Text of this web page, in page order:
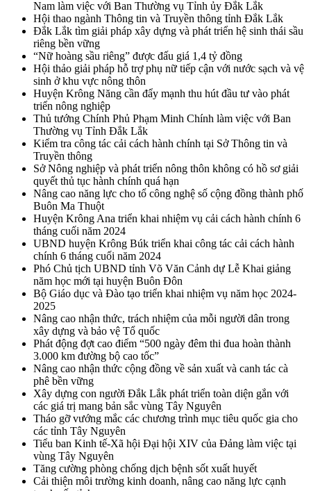
Nam làm việc với Ban Thường vụ Tỉnh ủy Đắk Lắk
Hội thao ngành Thông tin và Truyền thông tỉnh Đắk Lắk
Đắk Lắk tìm giải pháp xây dựng và phát triển hệ sinh thái sầu
riêng bền vững
“Nữ hoàng sầu riêng” được đấu giá 1,4 tỷ đồng
Hội thảo giải pháp hỗ trợ phụ nữ tiếp cận với nước sạch và vệ
sinh ở khu vực nông thôn
Huyện Krông Năng cần đẩy mạnh thu hút đầu tư vào phát
triển nông nghiệp
Thủ tướng Chính Phủ Phạm Minh Chính làm việc với Ban
Thường vụ Tỉnh Đắk Lắk
Kiểm tra công tác cải cách hành chính tại Sở Thông tin và
Truyền thông
Sở Nông nghiệp và phát triển nông thôn không có hồ sơ giải
quyết thủ tục hành chính quá hạn
Nâng cao năng lực cho tổ công nghệ số cộng đồng thành phố
Buôn Ma Thuột
Huyện Krông Ana triển khai nhiệm vụ cải cách hành chính 6
tháng cuối năm 2024
UBND huyện Krông Búk triển khai công tác cải cách hành
chính 6 tháng cuối năm 2024
Phó Chủ tịch UBND tỉnh Võ Văn Cảnh dự Lễ Khai giảng
năm học mới tại huyện Buôn Đôn
Bộ Giáo dục và Đào tạo triển khai nhiệm vụ năm học 2024-
2025
Nâng cao nhận thức, trách nhiệm của mỗi người dân trong
xây dựng và bảo vệ Tổ quốc
Phát động đợt cao điểm “500 ngày đêm thi đua hoàn thành
3.000 km đường bộ cao tốc”
Nâng cao nhận thức cộng đồng về sản xuất và canh tác cà
phê bền vững
Xây dựng con người Đắk Lắk phát triển toàn diện gắn với
các giá trị mang bản sắc vùng Tây Nguyên
Tháo gỡ vướng mắc các chương trình mục tiêu quốc gia cho
các tỉnh Tây Nguyên
Tiểu ban Kinh tế-Xã hội Đại hội XIV của Đảng làm việc tại
vùng Tây Nguyên
Tăng cường phòng chống dịch bệnh sốt xuất huyết
Cải thiện môi trường kinh doanh, nâng cao năng lực cạnh